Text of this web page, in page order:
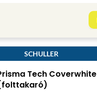
SCHULLER
Tech Coverwhite